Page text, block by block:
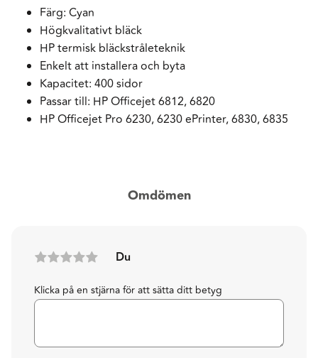
Färg: Cyan
Högkvalitativt bläck
HP termisk bläckstråleteknik
Enkelt att installera och byta
Kapacitet: 400 sidor
Passar till: HP Officejet 6812, 6820
HP Officejet Pro 6230, 6230 ePrinter, 6830, 6835
Omdömen
Du
Klicka på en stjärna för att sätta ditt betyg